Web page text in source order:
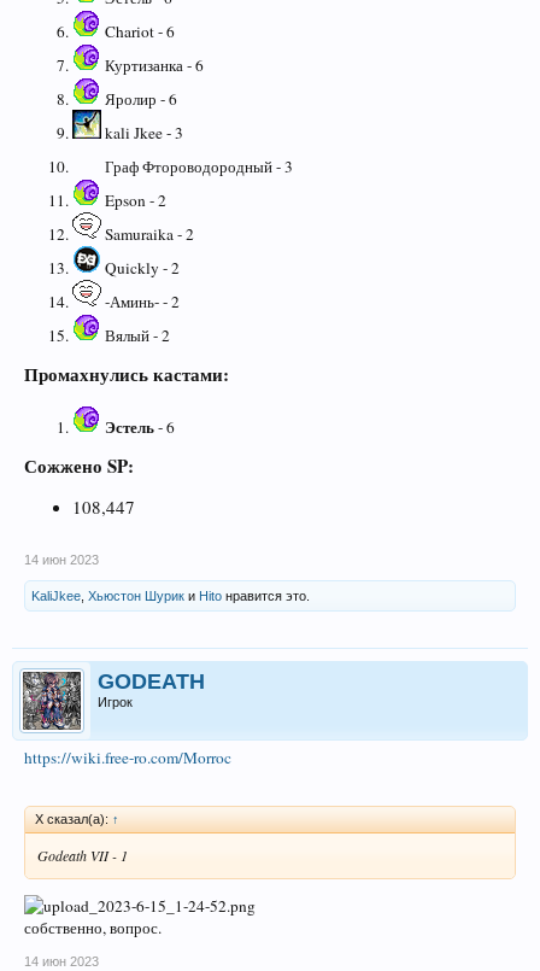
Chariot - 6
Куртизанка - 6
Яролир - 6
kali Jkee - 3
Граф Фтороводородный - 3
Epson - 2
Samuraika - 2
Quickly - 2
-Аминь- - 2
Вялый - 2
Промахнулись кастами:
Эстель- 6
Сожжено SP:
108,447
14 июн 2023
KaliJkee Хьюстон Шурик и Hito нравится это.
GODEATH
Игрок
https://wiki.free-ro.com/Morroc
X сказал(а): ↑
Godeath VII - 1
собственно, вопрос.
14 июн 2023